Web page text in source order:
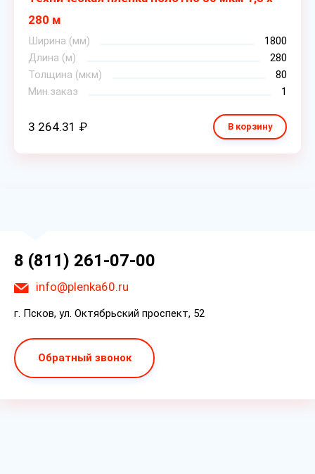
280 м
Ширина (мм)
1800
Длина (м)
280
Толщина (мкм)
80
Мин.заказ
1
3 264.31 ₽ В корзину
8 (811) 261-07-00
info@plenka60.ru
г. Псков, ул. Октябрьский проспект, 52
Обратный звонок